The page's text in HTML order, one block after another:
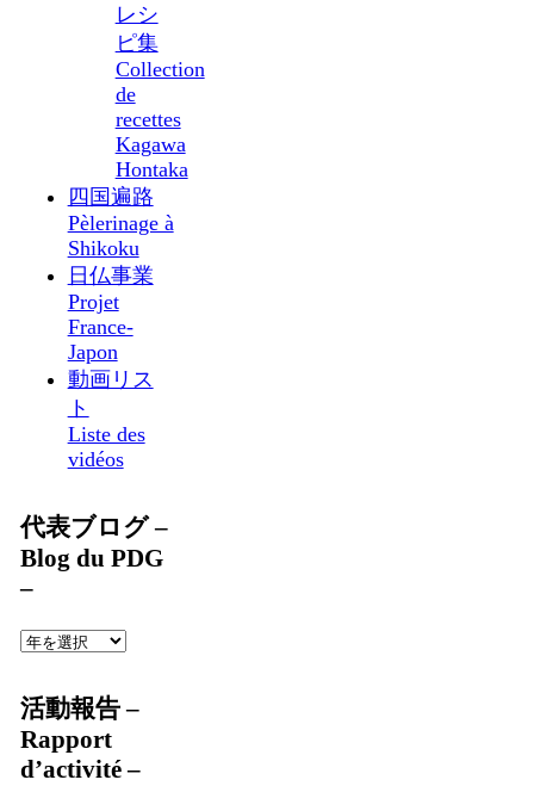
レシ
ピ集
Collection
de
recettes
Kagawa
Hontaka
四国遍路
Pèlerinage à
Shikoku
日仏事業
Projet
France-
Japon
動画リス
ト
Liste des
vidéos
代表ブログ –
Blog du PDG
–
活動報告 –
Rapport
d’activité –